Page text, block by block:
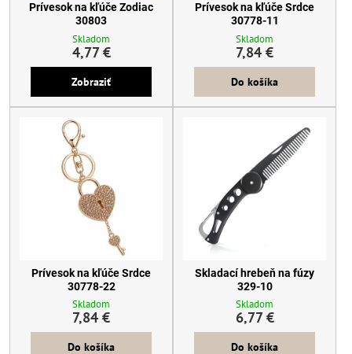
Prívesok na kľúče Zodiac
30803
Skladom
4,77 €
Zobraziť
Prívesok na kľúče Srdce
30778-11
Skladom
7,84 €
Do košíka
Prívesok na kľúče Srdce
30778-22
Skladom
7,84 €
Do košíka
Skladací hrebeň na fúzy
329-10
Skladom
6,77 €
Do košíka